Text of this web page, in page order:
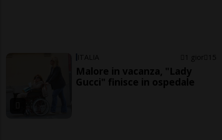
ITALIA 1 gior 15
Malore in vacanza, "Lady
Gucci" finisce in ospedale